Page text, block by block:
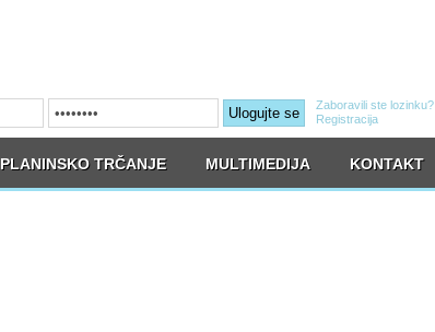
Ulogujte se
Zaboravili ste lozinku?
Registracija
PLANINSKO TRČANJE MULTIMEDIJA KONTAKT